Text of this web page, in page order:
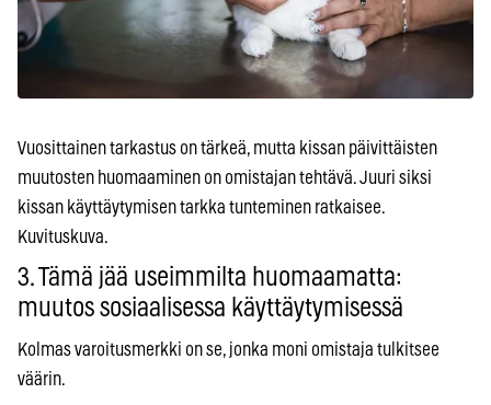
Vuosittainen tarkastus on tärkeä, mutta kissan päivittäisten
muutosten huomaaminen on omistajan tehtävä. Juuri siksi
kissan käyttäytymisen tarkka tunteminen ratkaisee.
Kuvituskuva.
3. Tämä jää useimmilta huomaamatta:
muutos sosiaalisessa käyttäytymisessä
Kolmas varoitusmerkki on se, jonka moni omistaja tulkitsee
väärin.